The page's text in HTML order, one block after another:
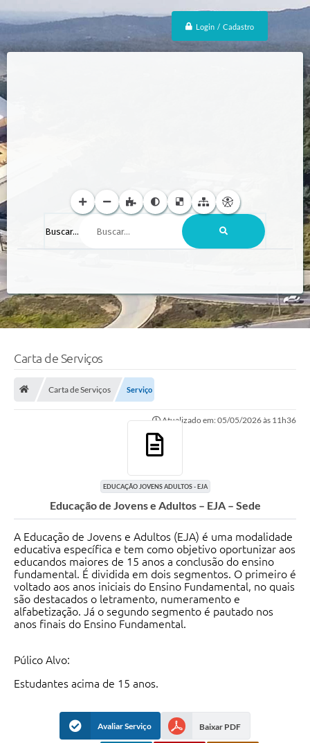
Login / Cadastro
Buscar...
Carta de Serviços
Carta de Serviços Serviço
Atualizado em: 05/05/2026 às 11h36
EDUCAÇÃO JOVENS ADULTOS - EJA
Educação de Jovens e Adultos – EJA – Sede
A Educação de Jovens e Adultos (EJA) é uma modalidade
educativa específica e tem como objetivo oportunizar aos
educandos maiores de 15 anos a conclusão do ensino
fundamental. É dividida em dois segmentos. O primeiro é
voltado aos anos iniciais do Ensino Fundamental, no quais
são destacados o letramento, numeramento e
alfabetização. Já o segundo segmento é pautado nos
anos finais do Ensino Fundamental.
Púlico Alvo:
Estudantes acima de 15 anos.
Avaliar Serviço Baixar PDF